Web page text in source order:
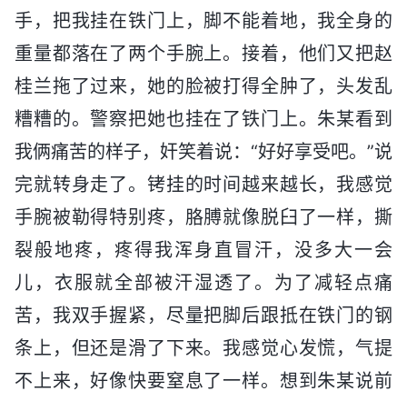
手，把我挂在铁门上，脚不能着地，我全身的
重量都落在了两个手腕上。接着，他们又把赵
桂兰拖了过来，她的脸被打得全肿了，头发乱
糟糟的。警察把她也挂在了铁门上。朱某看到
我俩痛苦的样子，奸笑着说：“好好享受吧。”说
完就转身走了。铐挂的时间越来越长，我感觉
手腕被勒得特别疼，胳膊就像脱臼了一样，撕
裂般地疼，疼得我浑身直冒汗，没多大一会
儿，衣服就全部被汗湿透了。为了减轻点痛
苦，我双手握紧，尽量把脚后跟抵在铁门的钢
条上，但还是滑了下来。我感觉心发慌，气提
不上来，好像快要窒息了一样。想到朱某说前